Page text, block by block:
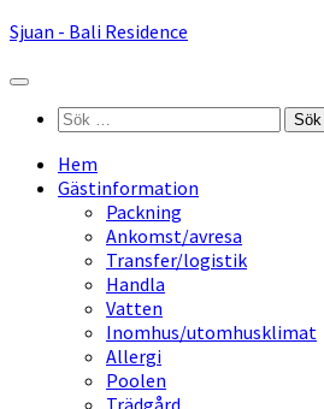
Hoppa
innehåll
Sjuan - Bali Residence
Sök
Hem
Gästinformation
Packning
Ankomst/avresa
Transfer/logistik
Handla
Vatten
Inomhus/utomhusklimat
Allergi
Poolen
Trädgård